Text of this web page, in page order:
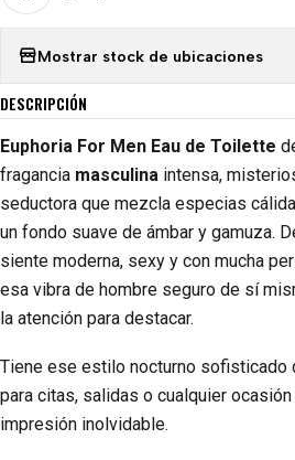
Mostrar stock de ubicaciones
DESCRIPCIÓN
Euphoria For Men Eau de Toilette
fragancia masculina intensa,
seductora que mezcla especias
un fondo suave de ámbar y gamuza.
siente moderna, sexy y con mucha
esa vibra de hombre seguro de sí
la atención para destacar.
Tiene ese estilo nocturno sofisticado
para citas, salidas o cualquier
impresión inolvidable.